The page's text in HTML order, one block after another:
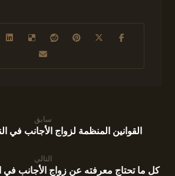
سابق
القوانين المنظمة لزواج الأجانب في
التالي
كل ما تحتاج معرفته عن زواج الأجانب في